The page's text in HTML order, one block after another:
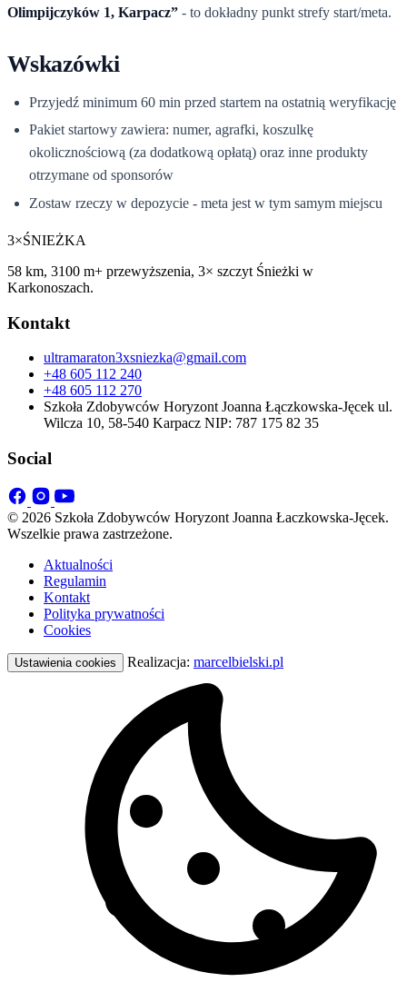
Olimpijczyków 1, Karpacz” - to dokładny punkt strefy start/meta.
Wskazówki
Przyjedź minimum 60 min przed startem na ostatnią weryfikację
Pakiet startowy zawiera: numer, agrafki, koszulkę
okolicznościową (za dodatkową opłatą) oraz inne produkty
otrzymane od sponsorów
Zostaw rzeczy w depozycie - meta jest w tym samym miejscu
3×ŚNIEŻKA
58 km, 3100 m+ przewyższenia, 3× szczyt Śnieżki w
Karkonoszach.
Kontakt
ultramaraton3xsniezka@gmail.com
+48 605 112 240
+48 605 112 270
Szkoła Zdobywców Horyzont Joanna Łączkowska-Jęcek ul.
Wilcza 10, 58-540 Karpacz NIP: 787 175 82 35
Social
© 2026 Szkoła Zdobywców Horyzont Joanna Łaczkowska-Jęcek.
Wszelkie prawa zastrzeżone.
Aktualności
Regulamin
Kontakt
Polityka prywatności
Cookies
Ustawienia cookies Realizacja: marcelbielski.pl